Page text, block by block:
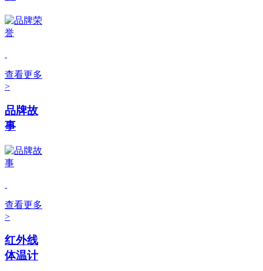
查看更多
>
品牌故
事
查看更多
>
红外线
体温计